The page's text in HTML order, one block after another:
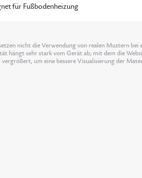
für Fußbodenheizung
nicht die Verwendung von realen Mustern bei
hängt sehr stark vom Gerät ab, mit dem die
um eine bessere Visualisierung der